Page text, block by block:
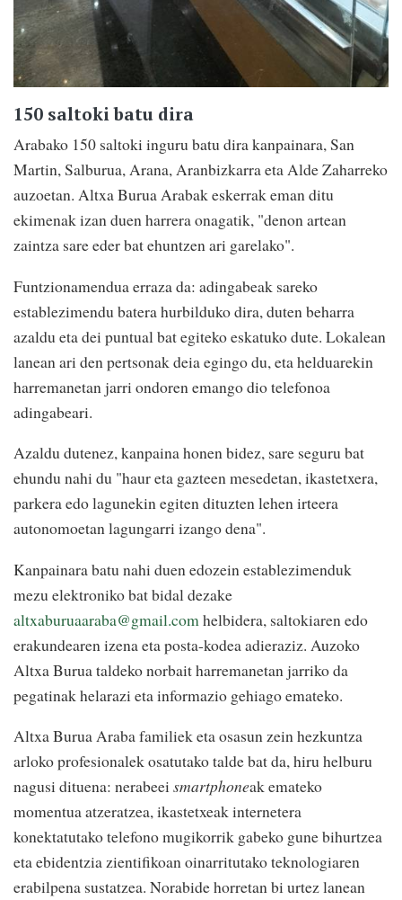
150 saltoki batu dira
Arabako 150 saltoki inguru batu dira kanpainara, San
Martin, Salburua, Arana, Aranbizkarra eta Alde Zaharreko
auzoetan. Altxa Burua Arabak eskerrak eman ditu
ekimenak izan duen harrera onagatik, "denon artean
zaintza sare eder bat ehuntzen ari garelako".
Funtzionamendua erraza da: adingabeak sareko
establezimendu batera hurbilduko dira, duten beharra
azaldu eta dei puntual bat egiteko eskatuko dute. Lokalean
lanean ari den pertsonak deia egingo du, eta helduarekin
harremanetan jarri ondoren emango dio telefonoa
adingabeari.
Azaldu dutenez, kanpaina honen bidez, sare seguru bat
ehundu nahi du "haur eta gazteen mesedetan, ikastetxera,
parkera edo lagunekin egiten dituzten lehen irteera
autonomoetan lagungarri izango dena".
Kanpainara batu nahi duen edozein establezimenduk
mezu elektroniko bat bidal dezake
altxaburuaaraba@gmail.comhelbidera, saltokiaren edo
erakundearen izena eta posta-kodea adieraziz. Auzoko
Altxa Burua taldeko norbait harremanetan jarriko da
pegatinak helarazi eta informazio gehiago emateko.
Altxa Burua Araba familiek eta osasun zein hezkuntza
arloko profesionalek osatutako talde bat da, hiru helburu
nagusi dituena: nerabeeismartphoneak emateko
momentua atzeratzea, ikastetxeak internetera
konektatutako telefono mugikorrik gabeko gune bihurtzea
eta ebidentzia zientifikoan oinarritutako teknologiaren
erabilpena sustatzea. Norabide horretan bi urtez lanean